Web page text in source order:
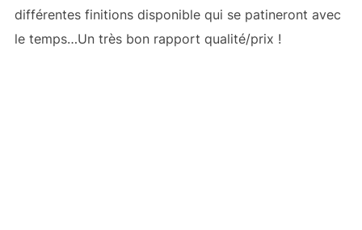
différentes finitions disponible qui se patineront avec
le temps…Un très bon rapport qualité/prix !